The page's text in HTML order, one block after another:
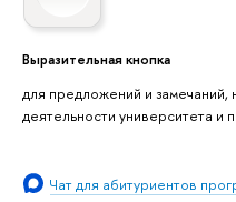
Выразительная кнопка
для предложений и замечаний,
деятельности университета и
Чат для абитуриентов